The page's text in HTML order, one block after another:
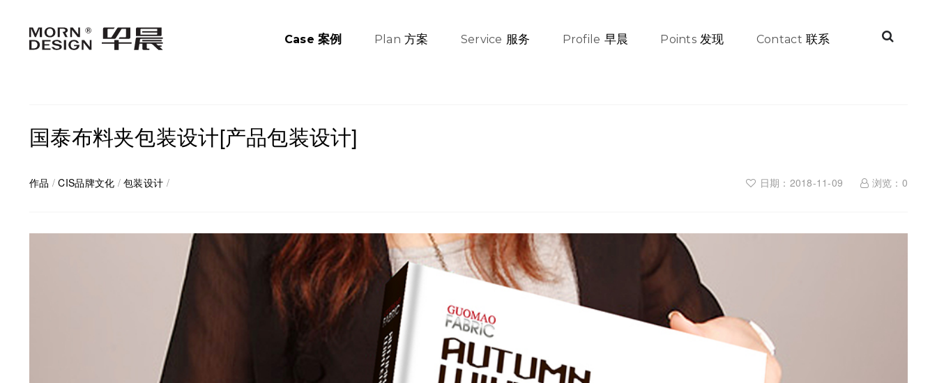
Case 案例 Plan 方案 Service 服务 Profile 早晨 Points 发现 Contact 联系
国泰布料夹包装设计[产品包装设计]
作品 /CIS品牌文化 /包装设计 / 日期：2018-11-09 浏览： 0